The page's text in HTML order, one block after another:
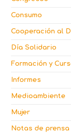
Consumo
Cooperación al
Día Solidario
Formación y
Informes
Medioambiente
Mujer
Notas de prensa